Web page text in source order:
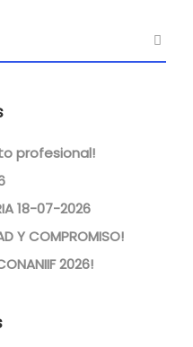
profesional!
18-07-2026
Y COMPROMISO!
2026!